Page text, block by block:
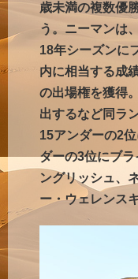
歳未満の複数優
う。ニーマンは
18年シーズンに
内に相当する成
の出場権を獲得
出するなど同ラ
15アンダーの2
ダーの3位にブ
ングリッシュ、
ー・ウェレンス